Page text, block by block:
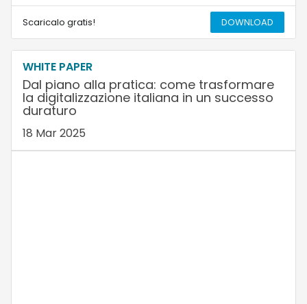
Scaricalo gratis! DOWNLOAD
WHITE PAPER
Dal piano alla pratica: come trasformare
la digitalizzazione italiana in un successo
duraturo
18 Mar 2025